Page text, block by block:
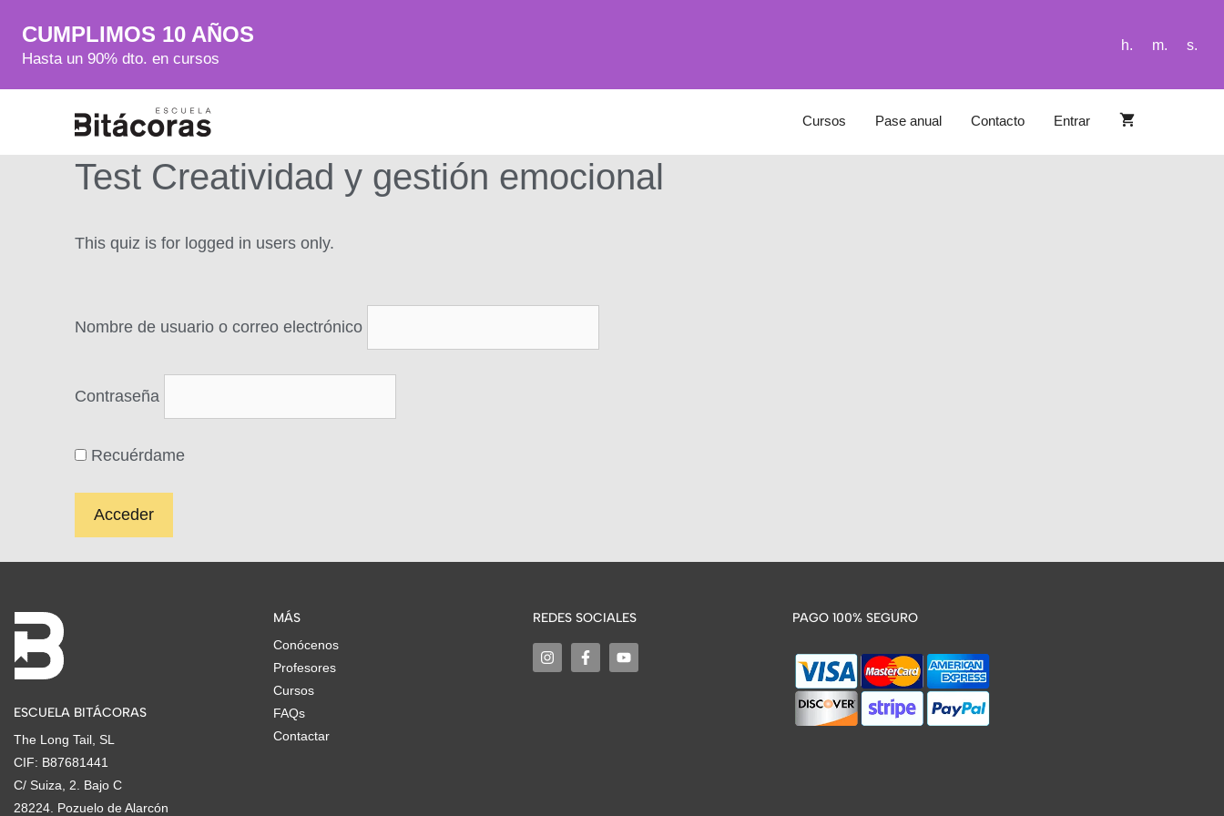
CUMPLIMOS 10 AÑOS
Hasta un 90% dto. en cursos
h. m. s.
Cursos Pase anual Contacto Entrar
Test Creatividad y gestión emocional
This quiz is for logged in users only.
Nombre de usuario o correo electrónico
Contraseña
Recuérdame
ESCUELA BITÁCORAS
The Long Tail, SL
CIF: B87681441
C/ Suiza, 2. Bajo C
28224. Pozuelo de Alarcón
MÁS
Conócenos
Profesores
Cursos
FAQs
Contactar
REDES SOCIALES PAGO 100% SEGURO